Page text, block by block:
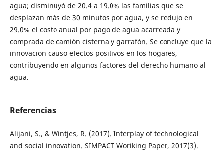
agua; disminuyó de 20.4 a 19.0% las familias que se
desplazan más de 30 minutos por agua, y se redujo en
29.0% el costo anual por pago de agua acarreada y
comprada de camión cisterna y garrafón. Se concluye que la
innovación causó efectos positivos en los hogares,
contribuyendo en algunos factores del derecho humano al
agua.
Referencias
Alijani, S., & Wintjes, R. (2017). Interplay of technological
and social innovation. SIMPACT Woriking Paper, 2017(3).